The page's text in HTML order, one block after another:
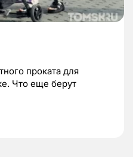
проката для
Что еще берут